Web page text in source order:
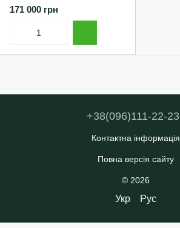
171 000 грн
+38(096)111-22-23
Контактна інформація
Повна версія сайту
© 2026
Укр Рус